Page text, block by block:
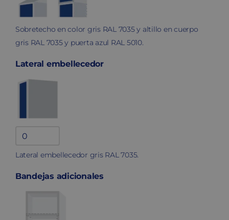
Sobretecho en color gris RAL 7035 y altillo en cuerpo
gris RAL 7035 y puerta azul RAL 5010.
Lateral embellecedor
Lateral
embellecedor
Lateral embellecedor gris RAL 7035.
Bandejas adicionales